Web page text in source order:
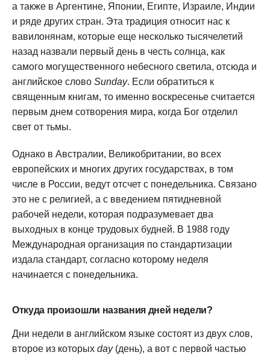
а также в Аргентине, Японии, Египте, Израиле, Индии
и ряде других стран. Эта традиция относит нас к
вавилонянам, которые еще несколько тысячелетий
назад назвали первый день в честь солнца, как
самого могущественного небесного светила, отсюда и
английское слово Sunday. Если обратиться к
священным книгам, то именно воскресенье считается
первым днем сотворения мира, когда Бог отделил
свет от тьмы.
Однако в Австралии, Великобритании, во всех
европейских и многих других государствах, в том
числе в России, ведут отсчет с понедельника. Связано
это не с религией, а с введением пятидневной
рабочей недели, которая подразумевает два
выходных в конце трудовых будней. В 1988 году
Международная организация по стандартизации
издала стандарт, согласно которому неделя
начинается с понедельника.
Откуда произошли названия дней недели?
Дни недели в английском языке состоят из двух слов,
второе из которых day(день), а вот с первой частью